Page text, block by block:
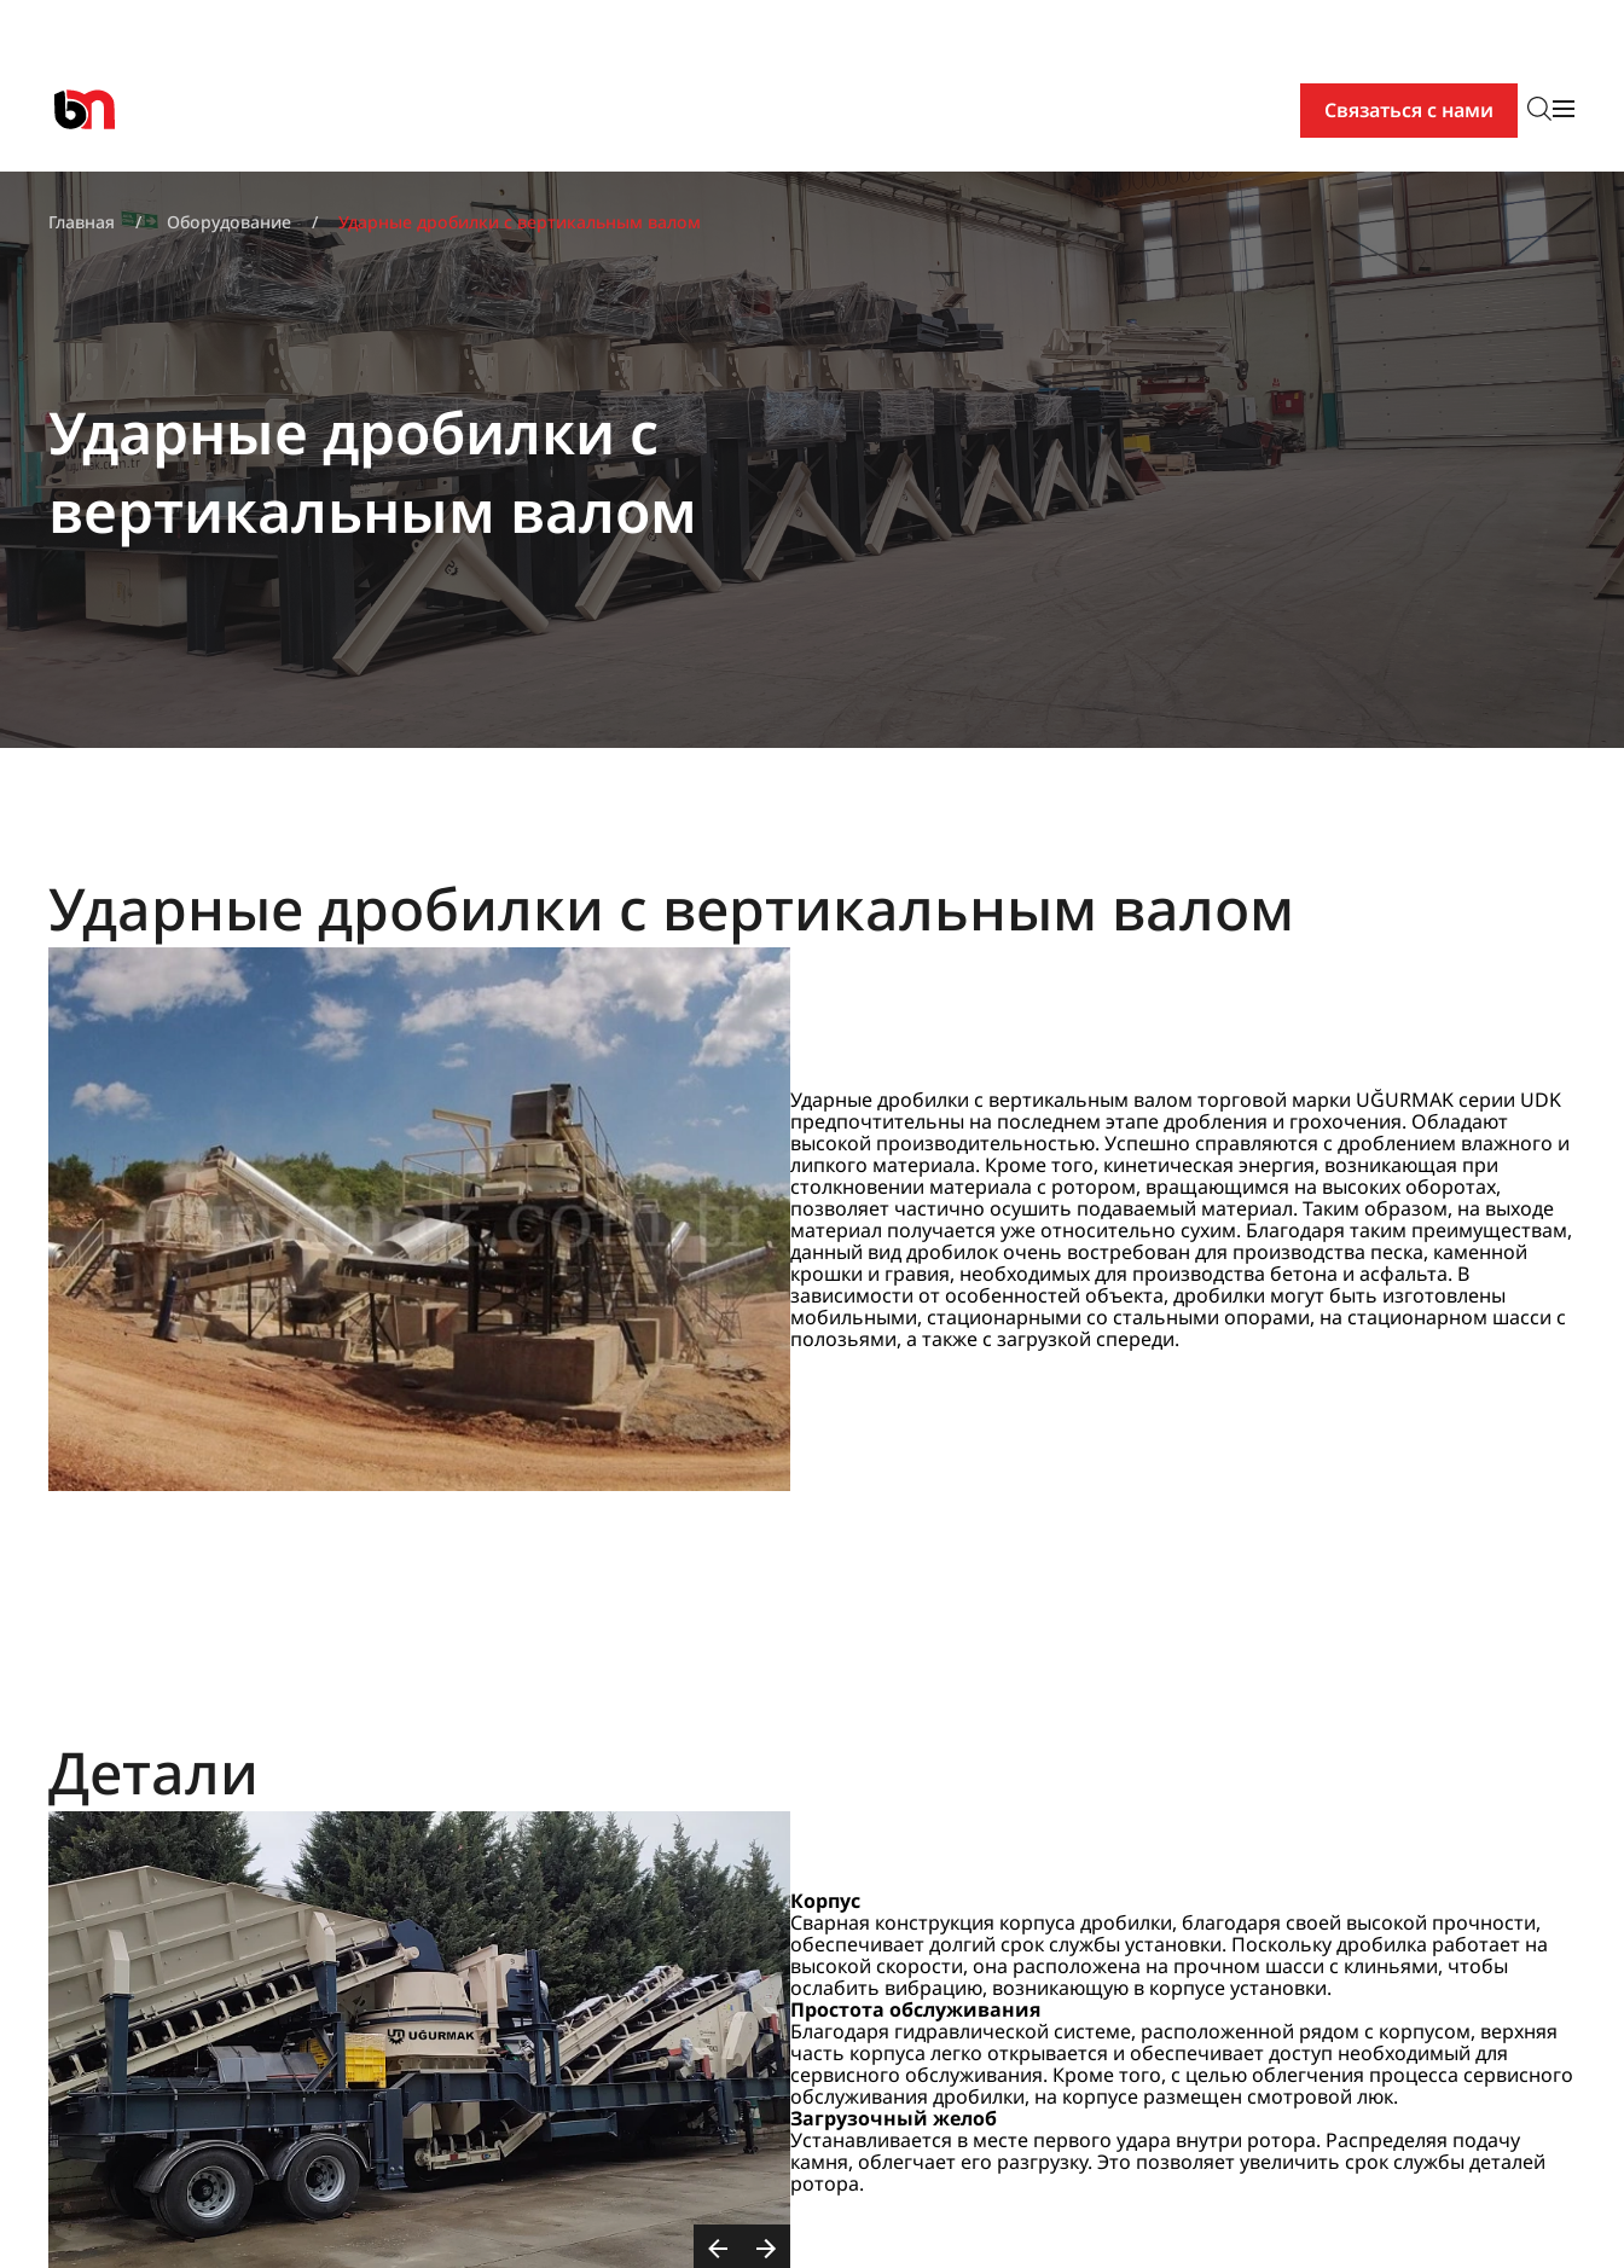
Связаться с нами
Главная Оборудование Ударные дробилки с вертикальным валом
Ударные дробилки с
вертикальным валом
Ударные дробилки с вертикальным валом
Ударные дробилки с вертикальным валом торговой марки UĞURMAK серии UDK
предпочтительны на последнем этапе дробления и грохочения. Обладают
высокой производительностью. Успешно справляются с дроблением влажного и
липкого материала. Кроме того, кинетическая энергия, возникающая при
столкновении материала с ротором, вращающимся на высоких оборотах,
позволяет частично осушить подаваемый материал. Таким образом, на выходе
материал получается уже относительно сухим. Благодаря таким преимуществам,
данный вид дробилок очень востребован для производства песка, каменной
крошки и гравия, необходимых для производства бетона и асфальта. В
зависимости от особенностей объекта, дробилки могут быть изготовлены
мобильными, стационарными со стальными опорами, на стационарном шасси с
полозьями, а также с загрузкой спереди.
Детали
Корпус
Сварная конструкция корпуса дробилки, благодаря своей высокой прочности,
обеспечивает долгий срок службы установки. Поскольку дробилка работает на
высокой скорости, она расположена на прочном шасси с клиньями, чтобы
ослабить вибрацию, возникающую в корпусе установки.
Простота обслуживания
Благодаря гидравлической системе, расположенной рядом с корпусом, верхняя
часть корпуса легко открывается и обеспечивает доступ необходимый для
сервисного обслуживания. Кроме того, с целью облегчения процесса сервисного
обслуживания дробилки, на корпусе размещен смотровой люк.
Загрузочный желоб
Устанавливается в месте первого удара внутри ротора. Распределяя подачу
камня, облегчает его разгрузку. Это позволяет увеличить срок службы деталей
ротора.